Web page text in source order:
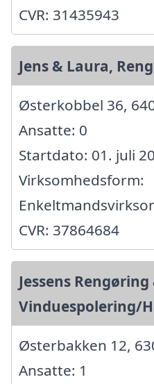
CVR: 31435943
Jens & Laura,
Østerkobbel 36,
Ansatte: 0
Startdato: 01. juli
Virksomhedsform:
CVR: 37864684
Jessens Rengøring
Vinduespolering/
Østerbakken 12,
Ansatte: 1